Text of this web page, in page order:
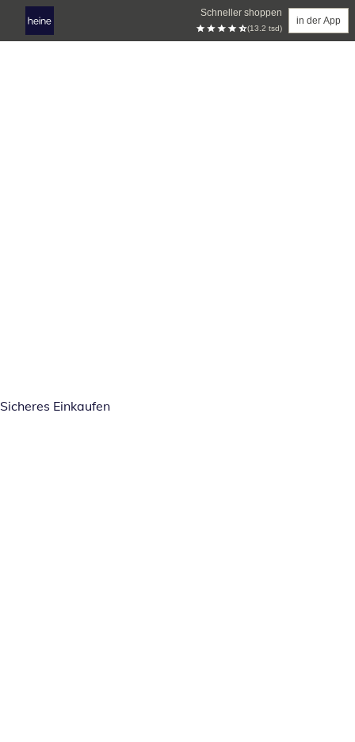
Schneller shoppen
(13.2 tsd)
in der App
Sicheres Einkaufen